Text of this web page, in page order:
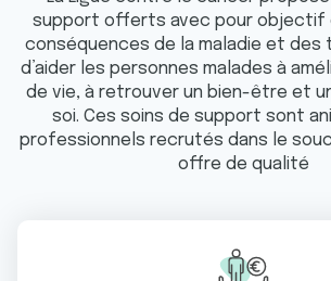
support offerts avec pour objectif
conséquences de la maladie et
d’aider les personnes malades à
de vie, à retrouver un bien-être et
soi. Ces soins de support sont
professionnels recrutés dans le
offre de qualité